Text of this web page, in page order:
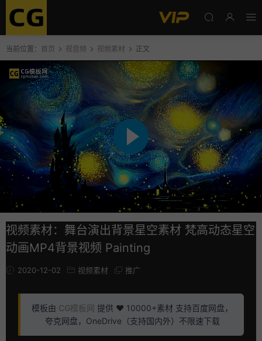
当前位置： 首页 视音频 视频素材 正文
视频素材：舞台演出背景星空素材 梵高动态星空
动画MP4背景视频 Painting
2020-12-02 视频素材 推广
模板由 CG模板网 提供 ❤️ 10000+素材 支持百度网盘，
夸克网盘，OneDrive（支持国内外）不限速下载